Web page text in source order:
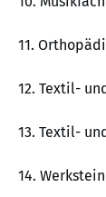
11.
12. Textil-
13. Textil-
14.